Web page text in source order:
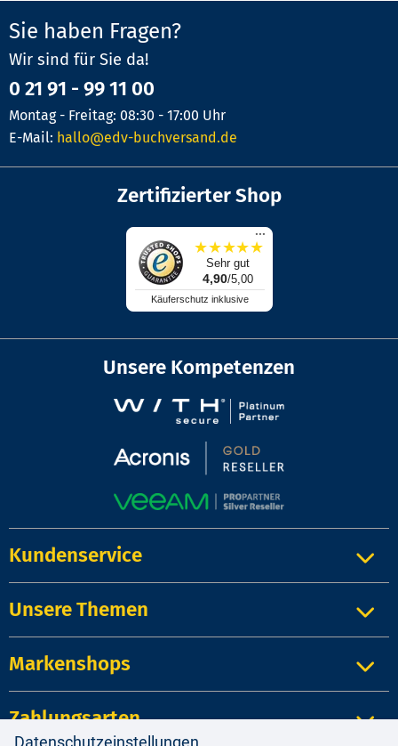
Sie haben Fragen?
Wir sind für Sie da!
0 21 91 - 99 11 00
Montag - Freitag: 08:30 - 17:00 Uhr
E-Mail: hallo@edv-buchversand.de
Zertifizierter Shop
...
★★★★★
Sehr gut
4,90/5,00
Käuferschutz inklusive
Unsere Kompetenzen
Kundenservice
Unsere Themen
Markenshops
Zahlungsarten
Datenschutzeinstellungen